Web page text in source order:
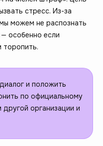
стресс. Из-за
можем не распознать
особенно если
торопить.
и положить
по официальному
организации и